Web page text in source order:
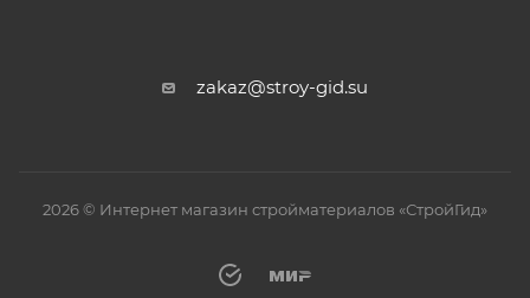
zakaz@stroy-gid.su
2026 © Интернет магазин стройматериалов «СтройГид»